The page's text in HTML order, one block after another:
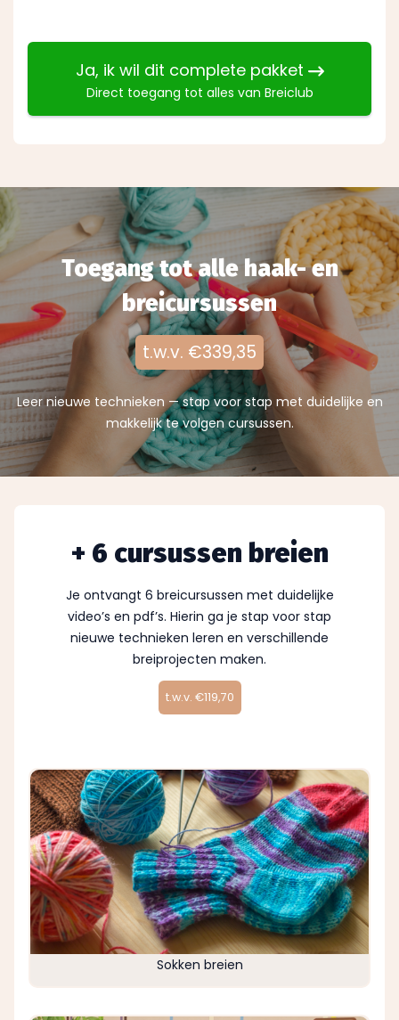
Ja, ik wil dit complete pakket
Direct toegang tot alles van Breiclub
Toegang totalle haak- en
breicursussen
t.w.v. €339,35
Leer nieuwe technieken — stap voor stap met duidelijke en
makkelijk te volgen cursussen.
+ 6 cursussen breien
Je ontvangt 6 breicursussen met duidelijke
video’s en pdf’s. Hierin ga je stap voor stap
nieuwe technieken leren en verschillende
breiprojecten maken.
t.w.v. €119,70
Sokken breien